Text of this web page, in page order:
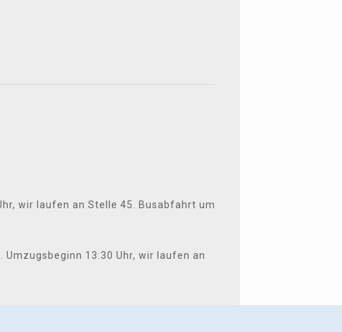
wir laufen an Stelle 45. Busabfahrt um
13:30 Uhr, wir laufen an